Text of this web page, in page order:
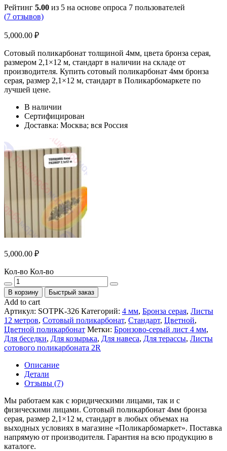
Рейтинг 5.00 из 5 на основе опроса 7 пользователей
(7 отзывов)
5,000.00 ₽
Сотовый поликарбонат толщиной 4мм, цвета бронза серая,
размером 2,1×12 м, стандарт в наличии на складе от
производителя. Купить сотовый поликарбонат 4мм бронза
серая, размер 2,1×12 м, стандарт в Поликарбомаркете по
лучшей цене.
В наличии
Сертифицирован
Доставка: Москва; вся Россия
5,000.00 ₽
Кол-во Кол-во
В корзину Быстрый заказ
Add to cart
Артикул: SOTPK-326 Категорий: 4 мм, Бронза серая, Листы
12 метров, Сотовый поликарбонат, Стандарт, Цветной,
Цветной поликарбонат Метки: Бронзово-серый лист 4 мм,
Для беседки, Для козырька, Для навеса, Для терассы, Листы
сотового поликарбоната 2R
Описание
Детали
Отзывы (7)
Мы работаем как с юридическими лицами, так и с
физическими лицами. Сотовый поликарбонат 4мм бронза
серая, размер 2,1×12 м, стандарт в любых объемах на
выходных условиях в магазине «Поликарбомаркет». Поставка
напрямую от производителя. Гарантия на всю продукцию в
каталоге.